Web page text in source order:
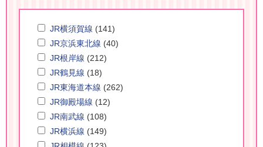
JR横須賀線 (141)
JR京浜東北線 (40)
JR根岸線 (212)
JR鶴見線 (18)
JR東海道本線 (262)
JR御殿場線 (12)
JR南武線 (108)
JR横浜線 (149)